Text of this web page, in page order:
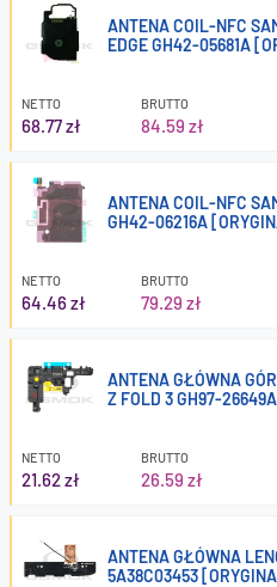
ANTENA COIL-NFC
EDGE GH42-05681A
NETTO
68.77 zł
BRUTTO
84.59 zł
ANTENA COIL-NFC
GH42-06216A
NETTO
64.46 zł
BRUTTO
79.29 zł
ANTENA GŁÓWNA
Z FOLD 3 GH97-
NETTO
21.62 zł
BRUTTO
26.59 zł
ANTENA GŁÓWNA
5A38C03453